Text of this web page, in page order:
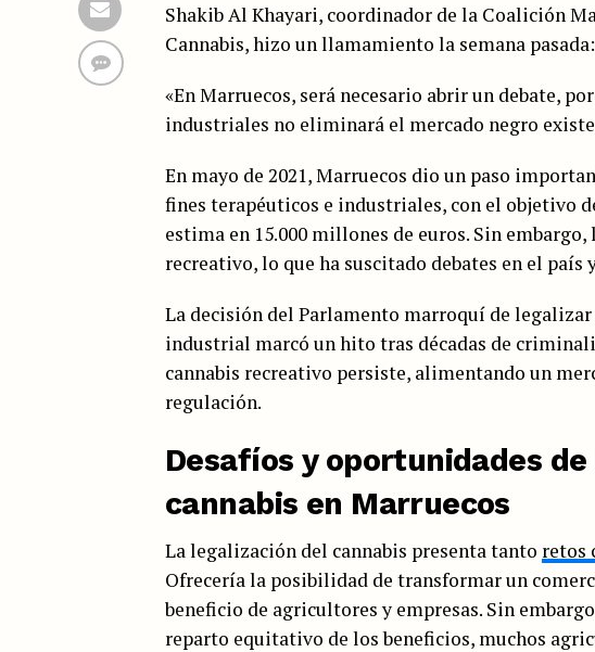
Shakib Al Khayari, coordinador de la Coalición
Cannabis, hizo un llamamiento la semana pasada:
«En Marruecos, será necesario abrir un debate,
industriales no eliminará el mercado negro
En mayo de 2021, Marruecos dio un paso
fines terapéuticos e industriales, con el objetivo
estima en 15.000 millones de euros. Sin
recreativo, lo que ha suscitado debates en el país
La decisión del Parlamento marroquí de
industrial marcó un hito tras décadas de
cannabis recreativo persiste, alimentando un
regulación.
Desafíos y oportunidades
cannabis en Marruecos
La legalización del cannabis presenta tanto retos
Ofrecería la posibilidad de transformar un
beneficio de agricultores y empresas. Sin
reparto equitativo de los beneficios, muchos